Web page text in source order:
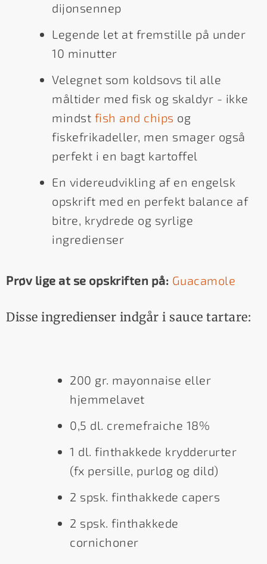
dijonsennep
Legende let at fremstille på under
10 minutter
Velegnet som koldsovs til alle
måltider med fisk og skaldyr - ikke
mindst fish and chips og
fiskefrikadeller, men smager også
perfekt i en bagt kartoffel
En videreudvikling af en engelsk
opskrift med en perfekt balance af
bitre, krydrede og syrlige
ingredienser
Prøv lige at se opskriften på: Guacamole
Disse ingredienser indgår i sauce tartare:
200 gr. mayonnaise eller
hjemmelavet
0,5 dl. cremefraiche 18%
1 dl. finthakkede krydderurter
(fx persille, purløg og dild)
2 spsk. finthakkede capers
2 spsk. finthakkede
cornichoner